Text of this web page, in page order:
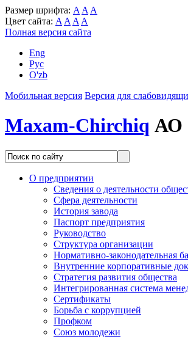
Размер шрифта: A A A
Цвет сайта: A A A A
Полная версия сайта
Eng
Рус
O'zb
Мобильная версия Версия для
Maxam-Chirchiq АО
О предприятии
Сведения о деятельности
Сфера деятельности
История завода
Паспорт предприятия
Руководство
Структура организации
Нормативно-законодательная
Внутренние корпоративные
Стратегия развития общества
Интегрированная система
Сертификаты
Борьба с коррупцией
Профком
Союз молодежи